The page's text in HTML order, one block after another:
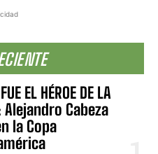
EL HÉROE DE LA
Alejandro Cabeza
la Copa